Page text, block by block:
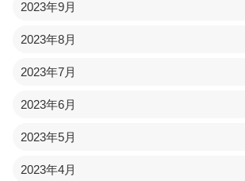
2023年9月
2023年8月
2023年7月
2023年6月
2023年5月
2023年4月